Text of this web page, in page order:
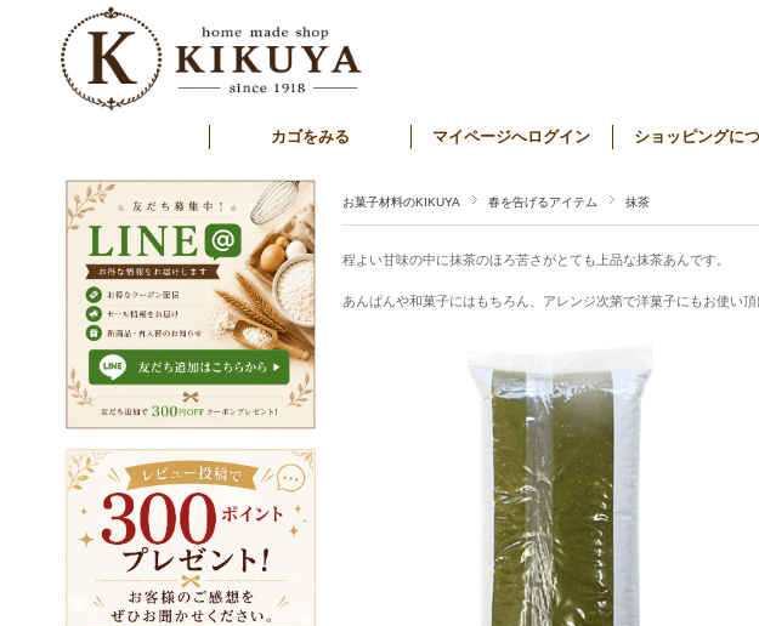
カゴをみる マイページへログイン ショッピングに
お菓子材料のKIKUYA 春を告げるアイテム 抹茶
程よい甘味の中に抹茶のほろ苦さがとても上品な抹茶あんです。
あんぱんや和菓子にはもちろん、アレンジ次第で洋菓子にもお使い頂